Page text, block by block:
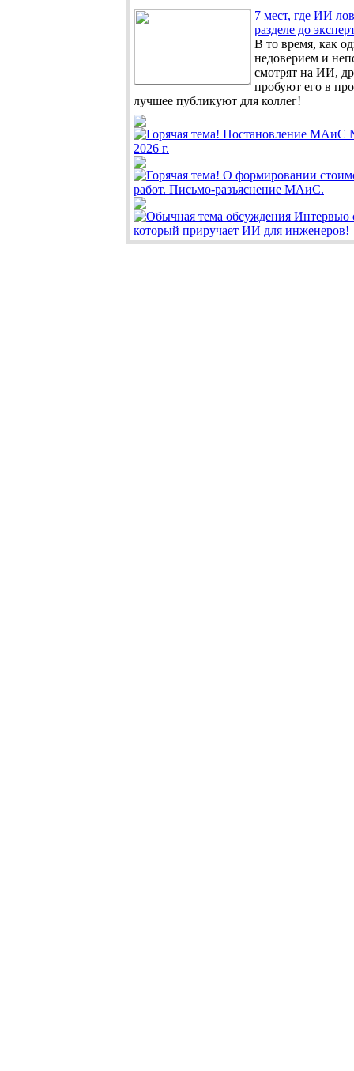
7 мест, где ИИ
разделе до
В то время, как
недоверием и
смотрят на ИИ,
пробуют его в
лучшее публикуют для коллег!
Постановление МАиС
2026 г.
О формировании
работ. Письмо-разъяснение МАиС.
Интервью
который приручает ИИ для инженеров!